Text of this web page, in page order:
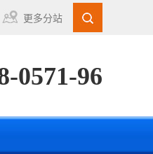
更多分站
0571-96